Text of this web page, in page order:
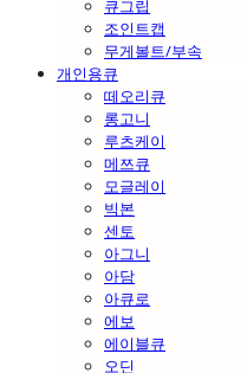
큐그립
조인트캡
무게볼트/부속
개인용큐
떼오리큐
롱고니
루츠케이
메쯔큐
모글레이
빅본
센토
아그니
아담
아큐로
에보
에이블큐
오딘